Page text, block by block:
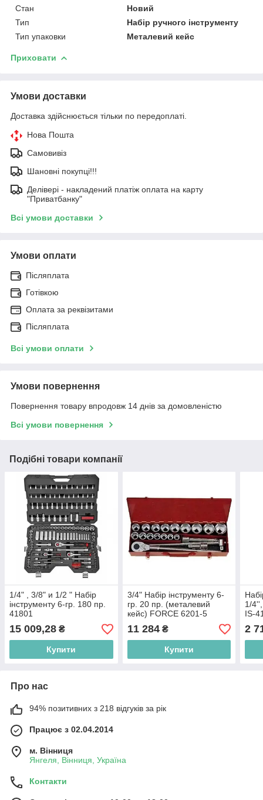
Стан
Новий
Тип
Набір ручного інструменту
Тип упаковки
Металевий кейс
Приховати
Умови доставки
Доставка здійснюється тільки по передоплаті.
Нова Пошта
Самовивіз
Шановні покупці!!!
Делівері - накладений платіж оплата на карту
"Приватбанку"
Всі умови доставки
Умови оплати
Післяплата
Готівкою
Оплата за реквізитами
Післяплата
Всі умови оплати
Умови повернення
Повернення товару впродовж 14 днів за домовленістю
Всі умови повернення
Подібні товари компанії
1/4" , 3/8" и 1/2 " Набір
інструменту 6-гр. 180 пр.
41801
15 009,28 ₴
Купити
3/4" Набір інструменту 6-
гр. 20 пр. (металевий
кейс) FORCE 6201-5
11 284₴
Купити
1/
IS-
2
Про нас
94% позитивних з 218 відгуків за рік
Працює з 02.04.2014
м. Вінниця
Янгеля, Вінниця, Україна
Контакти